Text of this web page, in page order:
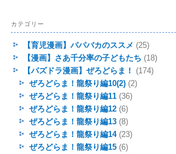
カテゴリー
【育児漫画】パパバカのススメ (25)
【漫画】さあ千分率の子どもたち (18)
【パズドラ漫画】ぜろどらま！
(174)
ぜろどらま！龍祭り編10(2)(2)
ぜろどらま！龍祭り編11(36)
ぜろどらま！龍祭り編12(6)
ぜろどらま！龍祭り編13(8)
ぜろどらま！龍祭り編14(23)
ぜろどらま！龍祭り編15(6)